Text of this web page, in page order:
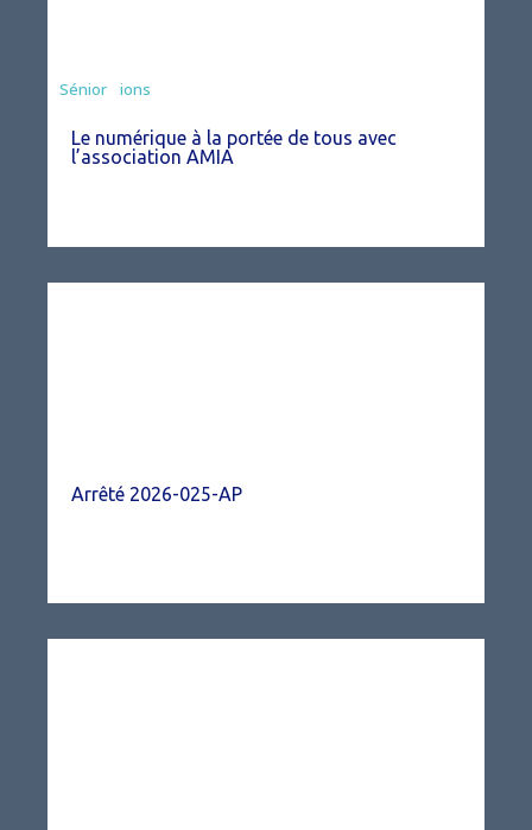
Associations
Sénior
Le numérique à la portée de tous avec
l’association AMIA
Arrêté 2026-025-AP